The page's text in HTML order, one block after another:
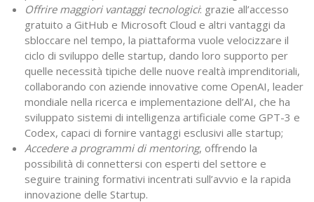
Offrire maggiori vantaggi tecnologici: grazie all’accesso
gratuito a GitHub e Microsoft Cloud e altri vantaggi da
sbloccare nel tempo, la piattaforma vuole velocizzare il
ciclo di sviluppo delle startup, dando loro supporto per
quelle necessità tipiche delle nuove realtà imprenditoriali,
collaborando con aziende innovative come OpenAI, leader
mondiale nella ricerca e implementazione dell’AI, che ha
sviluppato sistemi di intelligenza artificiale come GPT-3 e
Codex, capaci di fornire vantaggi esclusivi alle startup;
Accedere a programmi di mentoring, offrendo la
possibilità di connettersi con esperti del settore e
seguire training formativi incentrati sull’avvio e la rapida
innovazione delle Startup.